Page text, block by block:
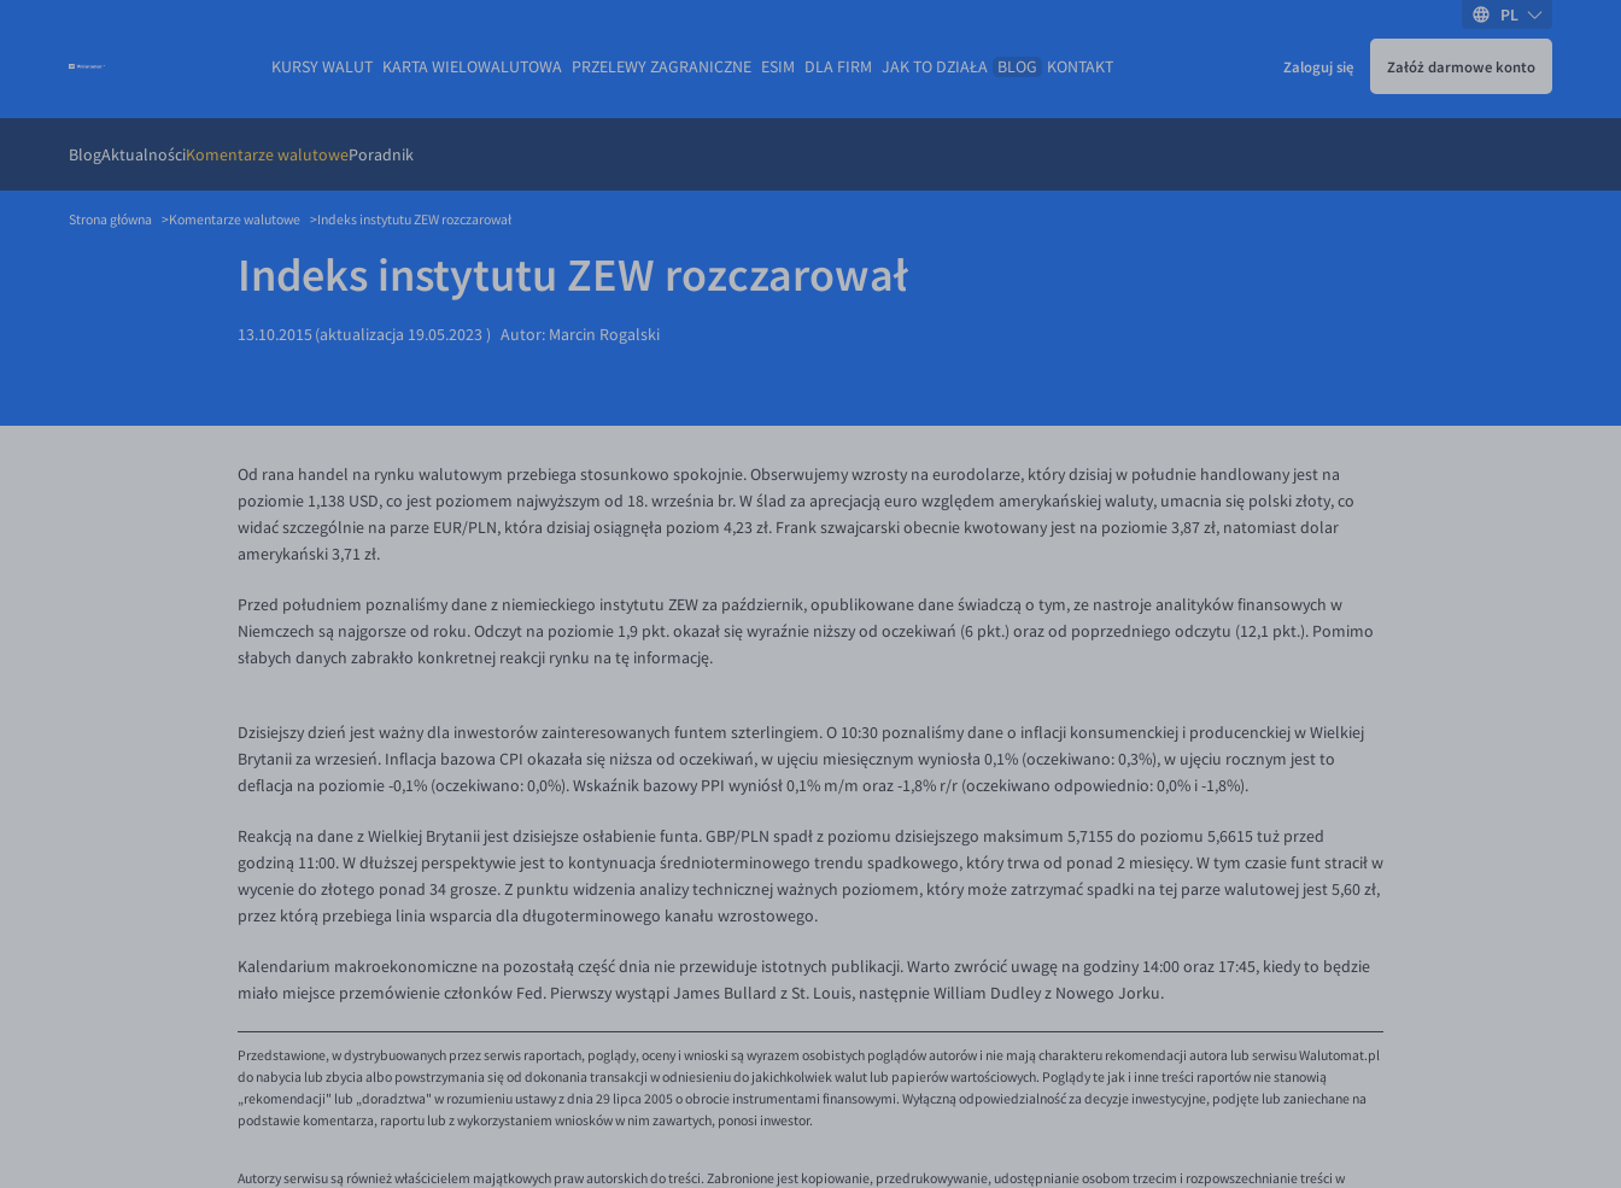
KURSY WALUT KARTA WIELOWALUTOWA PRZELEWY ZAGRANICZNE ESIM DLA FIRM JAK TO DZIAŁA BLOG
BlogAktualnościKomentarze walutowePoradnik
KONTAKT Zaloguj się Załóż darmowe konto
PL
Strona główna Komentarze walutowe Indeks instytutu ZEW rozczarował
Indeks instytutu ZEW rozczarował
13.10.2015(aktualizacja 19.05.2023 ) Autor: Marcin Rogalski
Od rana handel na rynku walutowym przebiega stosunkowo spokojnie. Obserwujemy wzrosty na eurodolarze, który dzisiaj w południe handlowany jest na
poziomie 1,138 USD, co jest poziomem najwyższym od 18. września br. W ślad za aprecjacją euro względem amerykańskiej waluty, umacnia się polski złoty, co
widać szczególnie na parze EUR/PLN, która dzisiaj osiągnęła poziom 4,23 zł. Frank szwajcarski obecnie kwotowany jest na poziomie 3,87 zł, natomiast dolar
amerykański 3,71 zł.
Przed południem poznaliśmy dane z niemieckiego instytutu ZEW za październik, opublikowane dane świadczą o tym, ze nastroje analityków finansowych w
Niemczech są najgorsze od roku. Odczyt na poziomie 1,9 pkt. okazał się wyraźnie niższy od oczekiwań (6 pkt.) oraz od poprzedniego odczytu (12,1 pkt.). Pomimo
słabych danych zabrakło konkretnej reakcji rynku na tę informację.
Dzisiejszy dzień jest ważny dla inwestorów zainteresowanych funtem szterlingiem. O 10:30 poznaliśmy dane o inflacji konsumenckiej i producenckiej w Wielkiej
Brytanii za wrzesień. Inflacja bazowa CPI okazała się niższa od oczekiwań, w ujęciu miesięcznym wyniosła 0,1% (oczekiwano: 0,3%), w ujęciu rocznym jest to
deflacja na poziomie -0,1% (oczekiwano: 0,0%). Wskaźnik bazowy PPI wyniósł 0,1% m/m oraz -1,8% r/r (oczekiwano odpowiednio: 0,0% i -1,8%).
Reakcją na dane z Wielkiej Brytanii jest dzisiejsze osłabienie funta. GBP/PLN spadł z poziomu dzisiejszego maksimum 5,7155 do poziomu 5,6615 tuż przed
godziną 11:00. W dłuższej perspektywie jest to kontynuacja średnioterminowego trendu spadkowego, który trwa od ponad 2 miesięcy. W tym czasie funt stracił w
wycenie do złotego ponad 34 grosze. Z punktu widzenia analizy technicznej ważnych poziomem, który może zatrzymać spadki na tej parze walutowej jest 5,60 zł,
przez którą przebiega linia wsparcia dla długoterminowego kanału wzrostowego.
Kalendarium makroekonomiczne na pozostałą część dnia nie przewiduje istotnych publikacji. Warto zwrócić uwagę na godziny 14:00 oraz 17:45, kiedy to będzie
miało miejsce przemówienie członków Fed. Pierwszy wystąpi James Bullard z St. Louis, następnie William Dudley z Nowego Jorku.
Przedstawione, w dystrybuowanych przez serwis raportach, poglądy, oceny i wnioski są wyrazem osobistych poglądów autorów i nie mają charakteru rekomendacji autora lub serwisu Walutomat.pl
do nabycia lub zbycia albo powstrzymania się od dokonania transakcji w odniesieniu do jakichkolwiek walut lub papierów wartościowych. Poglądy te jak i inne treści raportów nie stanowią
„rekomendacji" lub „doradztwa" w rozumieniu ustawy z dnia 29 lipca 2005 o obrocie instrumentami finansowymi. Wyłączną odpowiedzialność za decyzje inwestycyjne, podjęte lub zaniechane na
podstawie komentarza, raportu lub z wykorzystaniem wniosków w nim zawartych, ponosi inwestor.
Autorzy serwisu są również właścicielem majątkowych praw autorskich do treści. Zabronione jest kopiowanie, przedrukowywanie, udostępnianie osobom trzecim i rozpowszechnianie treści w